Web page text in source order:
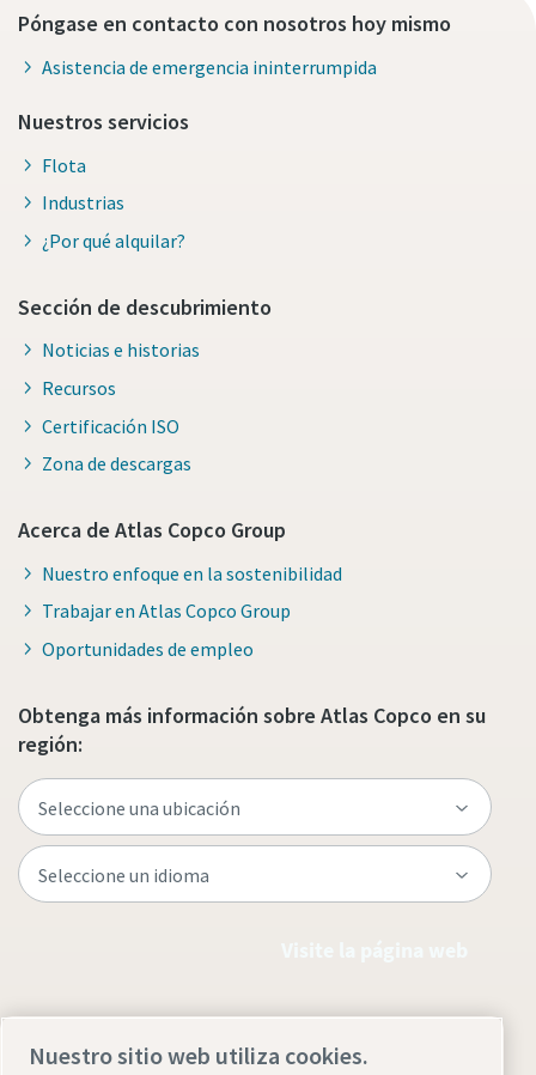
Póngase en contacto con nosotros hoy mismo
Asistencia de emergencia ininterrumpida
Nuestros servicios
Flota
Industrias
¿Por qué alquilar?
Sección de descubrimiento
Noticias e historias
Recursos
Certificación ISO
Zona de descargas
Acerca de Atlas Copco Group
Nuestro enfoque en la sostenibilidad
Trabajar en Atlas Copco Group
Oportunidades de empleo
Obtenga más información sobre Atlas Copco en su
región:
Nuestro sitio web utiliza cookies.